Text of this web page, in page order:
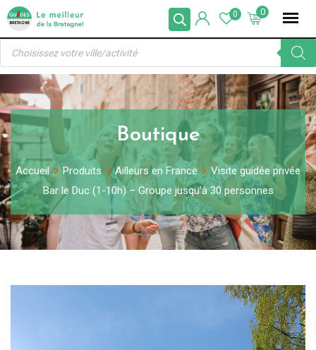
Skip
content
0
0
Recherche
produits
Boutique
Accueil Produits Ailleurs en France
Visite guidée privée
Bar le Duc (1-10h) – Groupe jusqu’à 30 personnes